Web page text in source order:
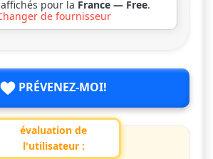
pour la France — Free.
de fournisseur
PRÉVENEZ-MOI!
évaluation de
l'utilisateur :